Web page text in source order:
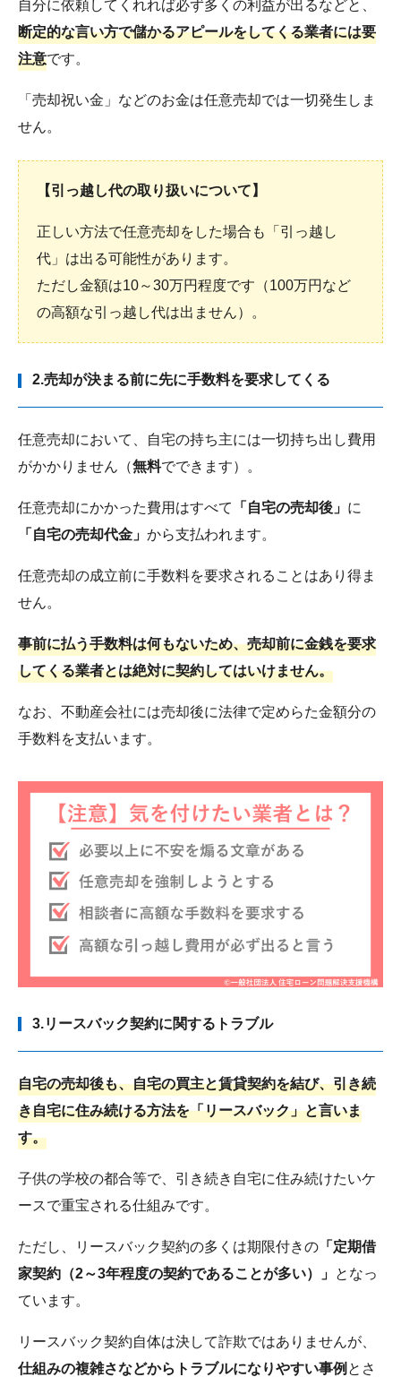
自分に依頼してくれれば必ず多くの利益が出るなどと、
断定的な言い方で儲かるアピールをしてくる業者には要
注意です。
「売却祝い金」などのお金は任意売却では一切発生しま
せん。
【引っ越し代の取り扱いについて】
正しい方法で任意売却をした場合も「引っ越し
代」は出る可能性があります。
ただし金額は10～30万円程度です（100万円など
の高額な引っ越し代は出ません）。
2.売却が決まる前に先に手数料を要求してくる
任意売却において、自宅の持ち主には一切持ち出し費用
がかかりません（無料でできます）。
任意売却にかかった費用はすべて 「自宅の売却後」 に
「自宅の売却代金」 から支払われます。
任意売却の成立前に手数料を要求されることはあり得ま
せん。
事前に払う手数料は何もないため、売却前に金銭を要求
してくる業者とは絶対に契約してはいけません。
なお、不動産会社には売却後に法律で定めらた金額分の
手数料を支払います。
3.リースバック契約に関するトラブル
自宅の売却後も、自宅の買主と賃貸契約を結び、引き続
き自宅に住み続ける方法を「リースバック」と言いま
す。
子供の学校の都合等で、引き続き自宅に住み続けたいケ
ースで重宝される仕組みです。
ただし、リースバック契約の多くは期限付きの 「定期借
家契約（2～3年程度の契約であることが多い）」 となっ
ています。
リースバック契約自体は決して詐欺ではありませんが、
仕組みの複雑さなどからトラブルになりやすい事例 とさ